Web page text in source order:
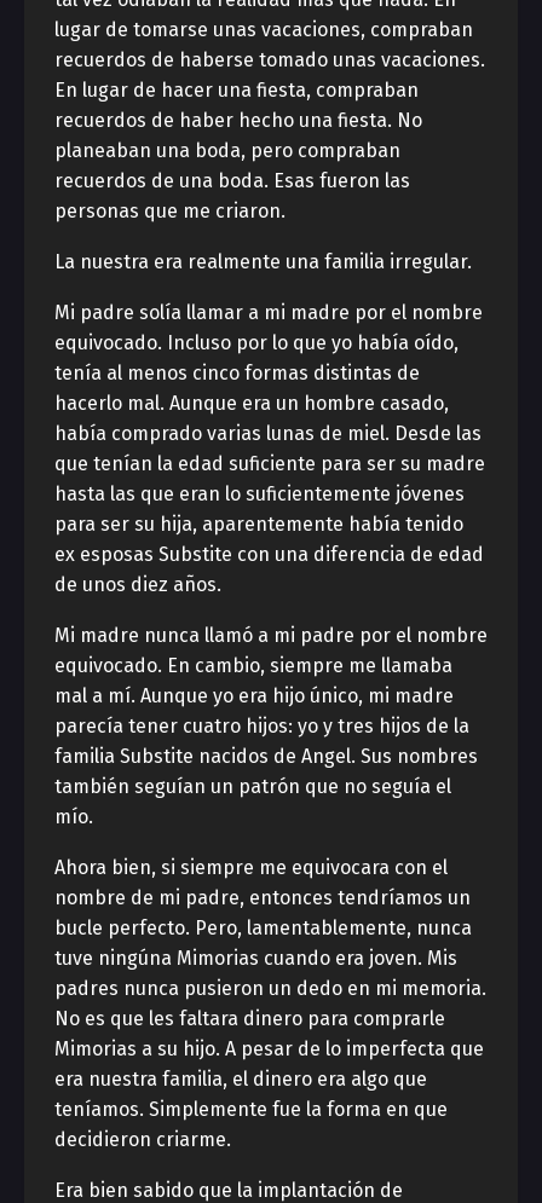
lugar de tomarse unas vacaciones, compraban
recuerdos de haberse tomado unas vacaciones.
En lugar de hacer una fiesta, compraban
recuerdos de haber hecho una fiesta. No
planeaban una boda, pero compraban
recuerdos de una boda. Esas fueron las
personas que me criaron.
La nuestra era realmente una familia irregular.
Mi padre solía llamar a mi madre por el nombre
equivocado. Incluso por lo que yo había oído,
tenía al menos cinco formas distintas de
hacerlo mal. Aunque era un hombre casado,
había comprado varias lunas de miel. Desde las
que tenían la edad suficiente para ser su madre
hasta las que eran lo suficientemente jóvenes
para ser su hija, aparentemente había tenido
ex esposas Substite con una diferencia de edad
de unos diez años.
Mi madre nunca llamó a mi padre por el nombre
equivocado. En cambio, siempre me llamaba
mal a mí. Aunque yo era hijo único, mi madre
parecía tener cuatro hijos: yo y tres hijos de la
familia Substite nacidos de Angel. Sus nombres
también seguían un patrón que no seguía el
mío.
Ahora bien, si siempre me equivocara con el
nombre de mi padre, entonces tendríamos un
bucle perfecto. Pero, lamentablemente, nunca
tuve ningúna Mimorias cuando era joven. Mis
padres nunca pusieron un dedo en mi memoria.
No es que les faltara dinero para comprarle
Mimorias a su hijo. A pesar de lo imperfecta que
era nuestra familia, el dinero era algo que
teníamos. Simplemente fue la forma en que
decidieron criarme.
Era bien sabido que la implantación de